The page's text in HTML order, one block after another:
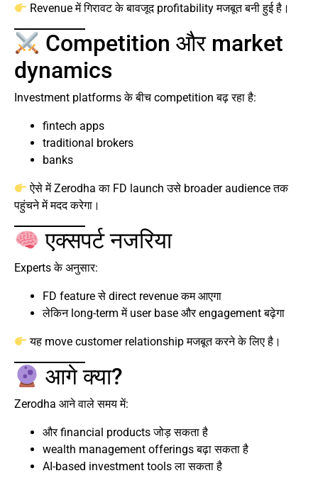
Revenue में गिरावट के बावजूद profitability मजबूत बनी हुई है।
Competition और market
dynamics
Investment platforms के बीच competition बढ़ रहा है:
fintech apps
traditional brokers
banks
ऐसे में Zerodha का FD launch उसे broader audience तक
पहुंचने में मदद करेगा।
एक्सपर्ट नजरिया
Experts के अनुसार:
FD feature से direct revenue कम आएगा
लेकिन long-term में user base और engagement बढ़ेगा
यह move customer relationship मजबूत करने के लिए है।
आगे क्या?
Zerodha आने वाले समय में:
और financial products जोड़ सकता है
wealth management offerings बढ़ा सकता है
AI-based investment tools ला सकता है